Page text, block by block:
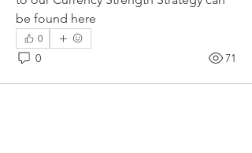
be found here
0
0 71